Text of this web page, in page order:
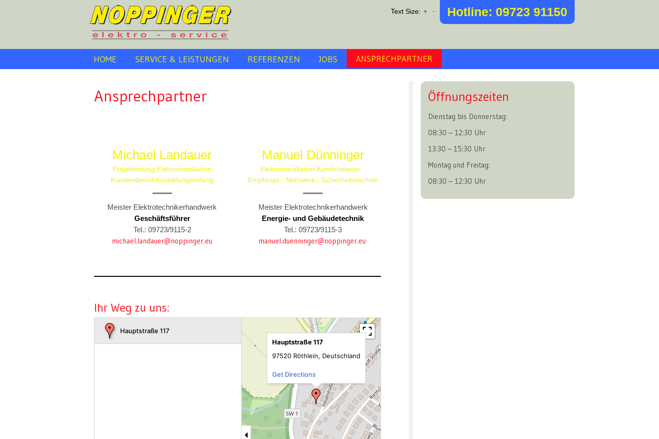
Text Size: + - Hotline: 09723 91150
HOME SERVICE & LEISTUNGEN REFERENZEN JOBS ANSPRECHPARTNER
Ansprechpartner
Michael Landauer
Projektleitung Elektroinstallation
Kundendienst/Ausbildungsleitung
Meister Elektrotechnikerhandwerk
Geschäftsführer
Tel.: 09723/9115-2
michael.landauer@noppinger.eu
Manuel Dünninger
Elektroinstallation Kundendienst
Empfangs-, Netzwerk-, Sicherheitstechnik
Meister Elektrotechnikerhandwerk
Energie- und Gebäudetechnik
Tel.: 09723/9115-3
manuel.duenninger@noppinger.eu
Ihr Weg zu uns:
Hauptstraße 117
Hauptstraße 117
97520 Röthlein, Deutschland
Get Directions
Öffnungszeiten
Dienstag bis Donnerstag:
08:30 – 12:30 Uhr
13:30 – 15:30 Uhr
Montag und Freitag:
08:30 – 12:30 Uhr